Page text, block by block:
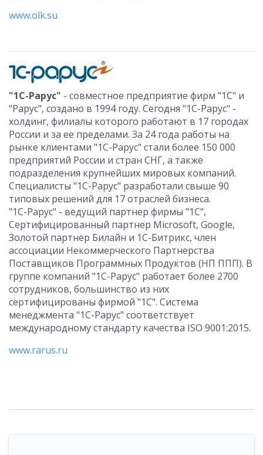
www.olk.su
"1С-Рарус" - совместное предприятие фирм "1С" и
"Рарус", создано в 1994 году. Сегодня "1С-Рарус" -
холдинг, филиалы которого работают в 17 городах
России и за ее пределами. За 24 года работы на
рынке клиентами "1С-Рарус" стали более 150 000
предприятий России и стран СНГ, а также
подразделения крупнейших мировых компаний.
Специалисты "1С-Рарус" разработали свыше 90
типовых решений для 17 отраслей бизнеса.
"1С-Рарус" - ведущий партнер фирмы "1С",
Сертифицированный партнер Microsoft, Google,
Золотой партнер Билайн и 1С-Битрикс, член
ассоциации Некоммерческого Партнерства
Поставщиков Программных Продуктов (НП ППП). В
группе компаний "1С-Рарус" работает более 2700
сотрудников, большинство из них
сертифицированы фирмой "1С". Система
менеджмента "1С-Рарус" соответствует
международному стандарту качества ISO 9001:2015.
www.rarus.ru